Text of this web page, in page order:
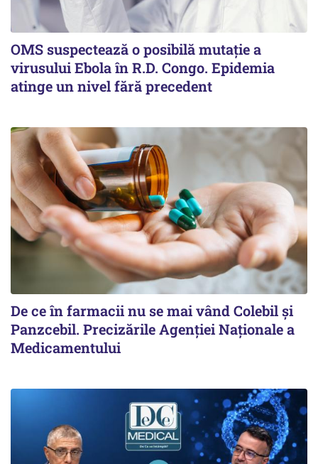
OMS suspectează o posibilă mutație a
virusului Ebola în R.D. Congo. Epidemia
atinge un nivel fără precedent
De ce în farmacii nu se mai vând Colebil și
Panzcebil. Precizările Agenției Naționale a
Medicamentului